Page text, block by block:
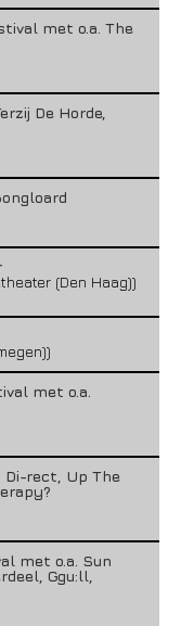
met o.a. The
De Horde,
(Den Haag))
met o.a.
Di-rect, Up The
met o.a. Sun
Ggu:ll,